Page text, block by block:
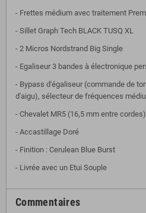
- Frettes médium avec traitement
- Sillet Graph Tech BLACK TUSQ XL
- 2 Micros Nordstrand Big Single
- Egaliseur 3 bandes à électronique
- Bypass d'égaliseur (commande de
d'aigu), sélecteur de fréquences
- Chevalet MR5 (16,5 mm entre cordes)
- Accastillage Doré
- Finition : Cerulean Blue Burst
- Livrée avec un Etui Souple
Commentaires